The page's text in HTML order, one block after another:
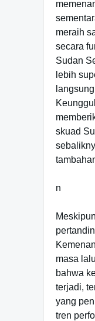
meraih
secara
Sudan
lebih
skuad
n
masa
bahwa
terjadi,
yang
tren